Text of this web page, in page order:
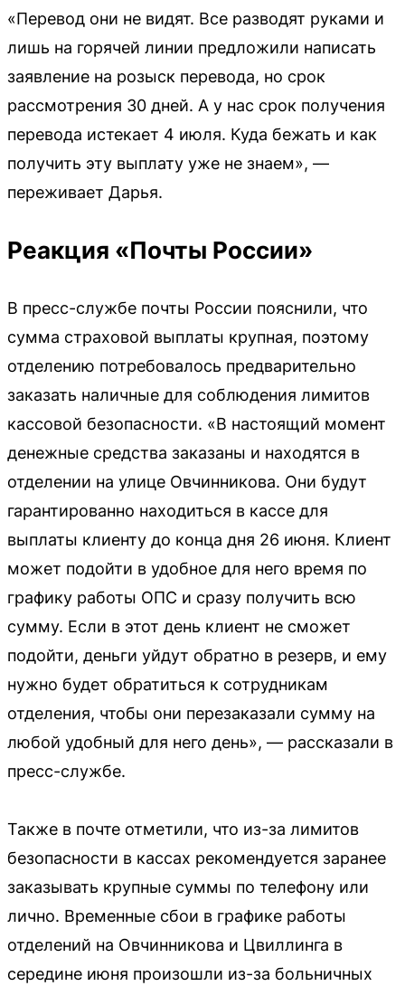
«Перевод они не видят. Все разводят руками и
лишь на горячей линии предложили написать
заявление на розыск перевода, но срок
рассмотрения 30 дней. А у нас срок получения
перевода истекает 4 июля. Куда бежать и как
получить эту выплату уже не знаем», —
переживает Дарья.
Реакция «Почты России»
В пресс-службе почты России пояснили, что
сумма страховой выплаты крупная, поэтому
отделению потребовалось предварительно
заказать наличные для соблюдения лимитов
кассовой безопасности. «В настоящий момент
денежные средства заказаны и находятся в
отделении на улице Овчинникова. Они будут
гарантированно находиться в кассе для
выплаты клиенту до конца дня 26 июня. Клиент
может подойти в удобное для него время по
графику работы ОПС и сразу получить всю
сумму. Если в этот день клиент не сможет
подойти, деньги уйдут обратно в резерв, и ему
нужно будет обратиться к сотрудникам
отделения, чтобы они перезаказали сумму на
любой удобный для него день», — рассказали в
пресс-службе.
Также в почте отметили, что из-за лимитов
безопасности в кассах рекомендуется заранее
заказывать крупные суммы по телефону или
лично. Временные сбои в графике работы
отделений на Овчинникова и Цвиллинга в
середине июня произошли из-за больничных